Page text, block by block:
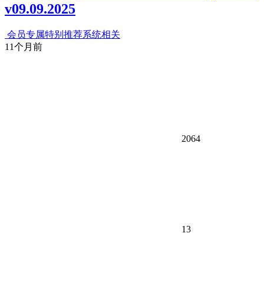
v09.09.2025
会员专属特别推荐系统相关
11个月前
2064
13